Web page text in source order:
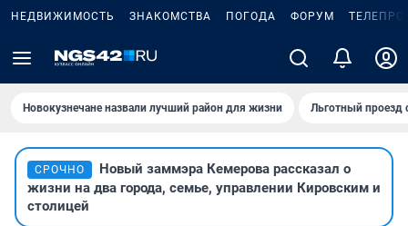
НЕДВИЖИМОСТЬ ЗНАКОМСТВА ПОГОДА ФОРУМ
Новокузнечане назвали лучший район для жизни Льготный проезд
СРОЧНО
Новый заммэра Кемерова рассказал о
жизни на два города, семье, управлении Кировским и
столицей